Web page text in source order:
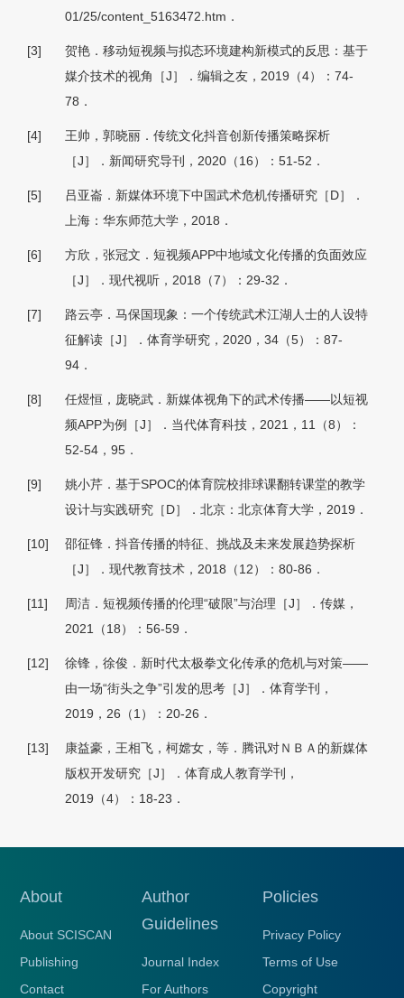
01/25/content_5163472.htm．
[3]
贺艳．移动短视频与拟态环境建构新模式的反思：基于
媒介技术的视角［J］．编辑之友，2019（4）：74-
78．
[4]
王帅，郭晓丽．传统文化抖音创新传播策略探析
［J］．新闻研究导刊，2020（16）：51-52．
[5]
吕亚崙．新媒体环境下中国武术危机传播研究［D］．
上海：华东师范大学，2018．
[6]
方欣，张冠文．短视频APP中地域文化传播的负面效应
［J］．现代视听，2018（7）：29-32．
[7]
路云亭．马保国现象：一个传统武术江湖人士的人设特
征解读［J］．体育学研究，2020，34（5）：87-
94．
[8]
任煜恒，庞晓武．新媒体视角下的武术传播——以短视
频APP为例［J］．当代体育科技，2021，11（8）：
52-54，95．
[9]
姚小芹．基于SPOC的体育院校排球课翻转课堂的教学
设计与实践研究［D］．北京：北京体育大学，2019．
[10]
邵征锋．抖音传播的特征、挑战及未来发展趋势探析
［J］．现代教育技术，2018（12）：80-86．
[11]
周洁．短视频传播的伦理“破限”与治理［J］．传媒，
2021（18）：56-59．
[12]
徐锋，徐俊．新时代太极拳文化传承的危机与对策——
由一场“街头之争”引发的思考［J］．体育学刊，
2019，26（1）：20-26．
[13]
康益豪，王相飞，柯嫦女，等．腾讯对ＮＢＡ的新媒体
版权开发研究［J］．体育成人教育学刊，
2019（4）：18-23．
About
About SCISCAN
Publishing
Contact
Author
Guidelines
Journal Index
For Authors
Policies
Privacy Policy
Terms of Use
Copyright